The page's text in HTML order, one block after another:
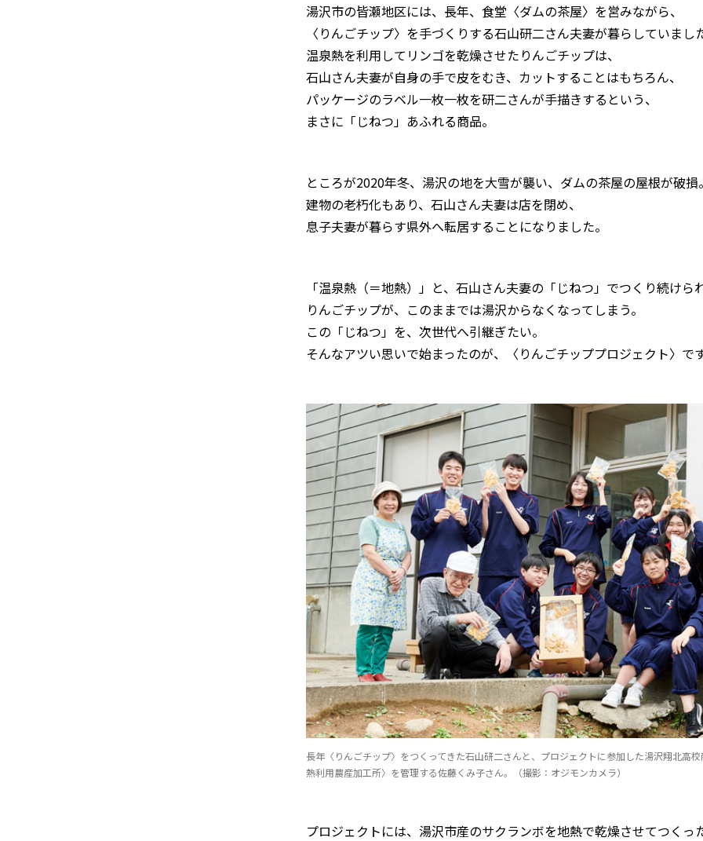
湯沢市の皆瀬地区には、長年、食堂〈ダムの茶屋〉を営みながら、
〈りんごチップ〉を手づくりする石山研二さん夫妻が暮らしていまし
温泉熱を利用してリンゴを乾燥させたりんごチップは、
石山さん夫妻が自身の手で皮をむき、カットすることはもちろん、
パッケージのラベル一枚一枚を研二さんが手描きするという、
まさに「じねつ」あふれる商品。
ところが2020年冬、湯沢の地を大雪が襲い、ダムの茶屋の屋根が破損
建物の老朽化もあり、石山さん夫妻は店を閉め、
息子夫妻が暮らす県外へ転居することになりました。
「温泉熱（＝地熱）」と、石山さん夫妻の「じねつ」でつくり続けら
りんごチップが、このままでは湯沢からなくなってしまう。
この「じねつ」を、次世代へ引継ぎたい――。
そんなアツい思いで始まったのが、〈りんごチッププロジェクト〉で
長年〈りんごチップ〉をつくってきた石山研二さんと、プロジェクトに参加した湯沢翔北高
熱利用農産加工所〉を管理する佐藤くみ子さん。（撮影：オジモンカメラ）
プロジェクトには、湯沢市産のサクランボを地熱で乾燥させてつくっ